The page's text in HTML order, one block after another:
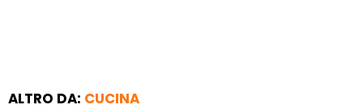
ALTRO DA: CUCINA